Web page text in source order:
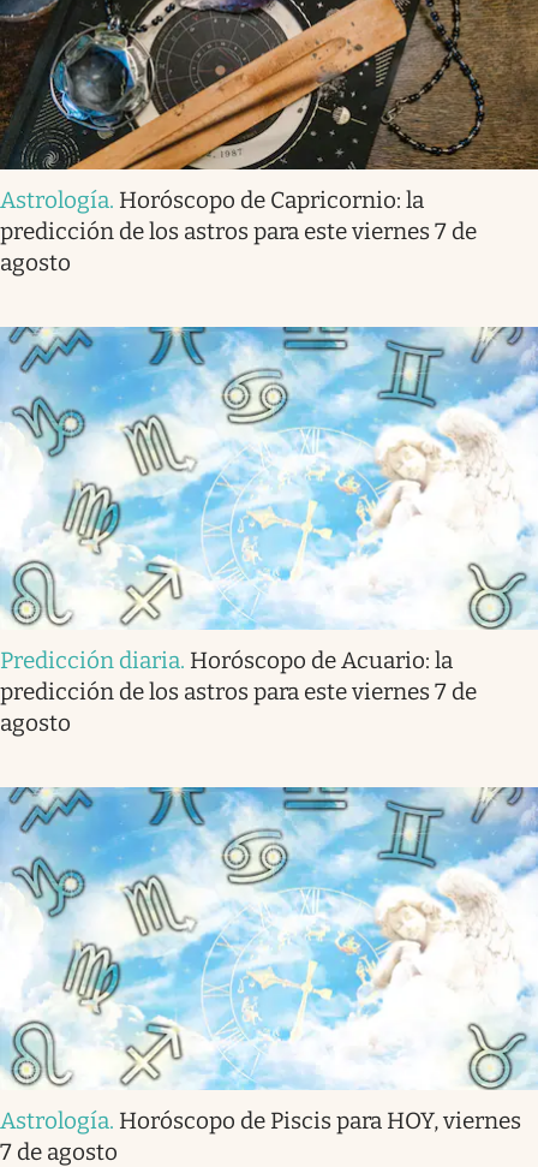
Astrología. Horóscopo de Capricornio: la
predicción de los astros para este viernes 7 de
agosto
Predicción diaria. Horóscopo de Acuario: la
predicción de los astros para este viernes 7 de
agosto
Astrología. Horóscopo de Piscis para HOY, viernes
7 de agosto